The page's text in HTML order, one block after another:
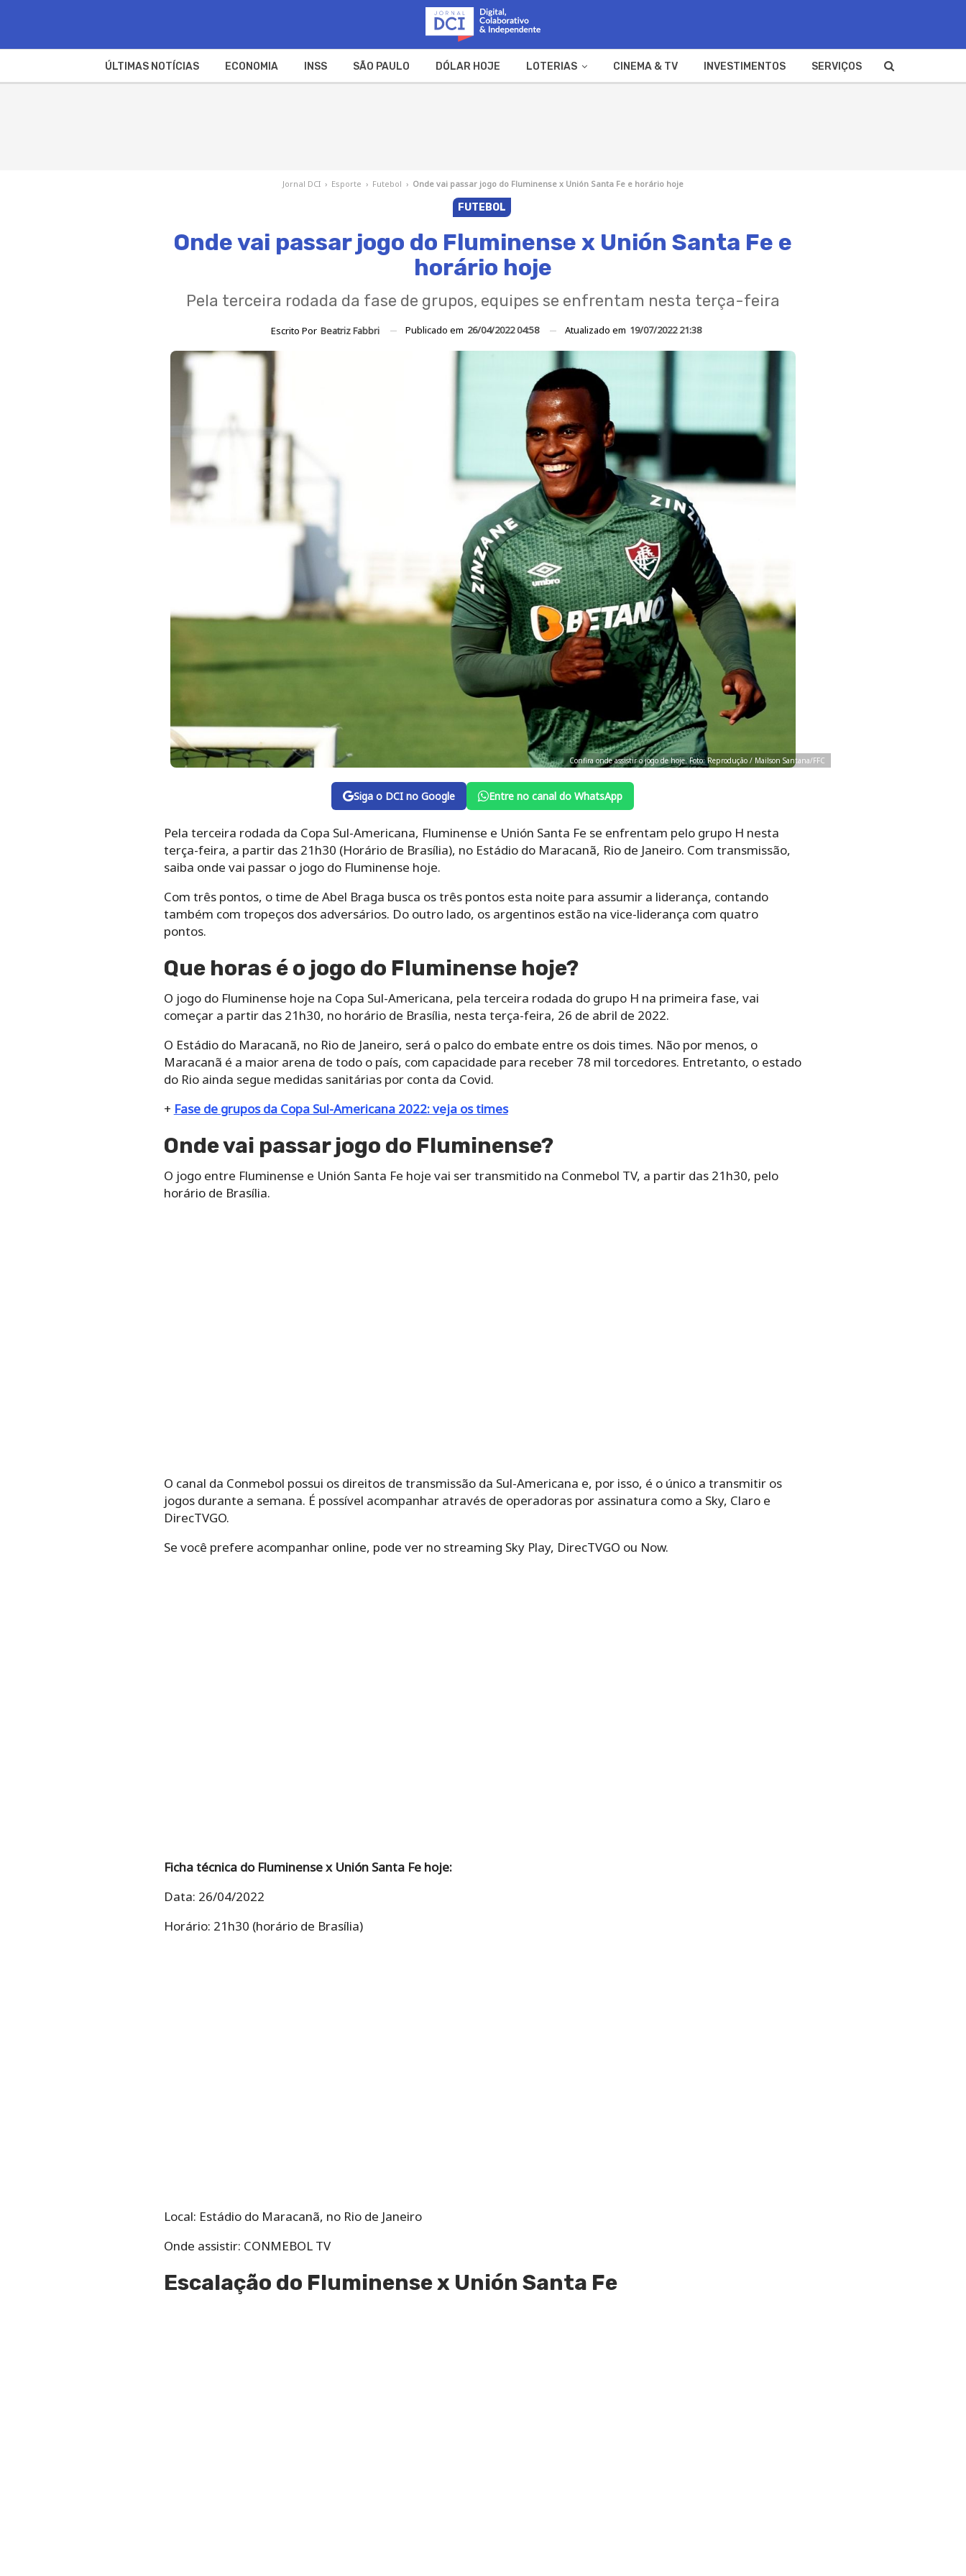
ÚLTIMAS NOTÍCIAS ECONOMIA INSS SÃO PAULO DÓLAR HOJE LOTERIAS CINEMA & TV INVESTIMENTOS SERVIÇOS
Jornal DCI › Esporte › Futebol › Onde vai passar jogo do Fluminense x Unión Santa Fe e horário hoje
FUTEBOL
Onde vai passar jogo do Fluminense x Unión Santa Fe e
horário hoje
Pela terceira rodada da fase de grupos, equipes se enfrentam nesta terça-feira
Escrito Por Beatriz Fabbri Publicado em 26/04/2022 04:58 Atualizado em 19/07/2022 21:38
Confira onde assistir o jogo de hoje. Foto: Reprodução / Mailson Santana/FFC
Siga o DCI no Google Entre no canal do WhatsApp
Pela terceira rodada da Copa Sul-Americana, Fluminense e Unión Santa Fe se enfrentam pelo grupo H nesta
terça-feira, a partir das 21h30 (Horário de Brasília), no Estádio do Maracanã, Rio de Janeiro. Com transmissão,
saiba onde vai passar o jogo do Fluminense hoje.
Com três pontos, o time de Abel Braga busca os três pontos esta noite para assumir a liderança, contando
também com tropeços dos adversários. Do outro lado, os argentinos estão na vice-liderança com quatro
pontos.
Que horas é o jogo do Fluminense hoje?
O jogo do Fluminense hoje na Copa Sul-Americana, pela terceira rodada do grupo H na primeira fase, vai
começar a partir das 21h30, no horário de Brasília, nesta terça-feira, 26 de abril de 2022.
O Estádio do Maracanã, no Rio de Janeiro, será o palco do embate entre os dois times. Não por menos, o
Maracanã é a maior arena de todo o país, com capacidade para receber 78 mil torcedores. Entretanto, o estado
do Rio ainda segue medidas sanitárias por conta da Covid.
+ Fase de grupos da Copa Sul-Americana 2022: veja os times
Onde vai passar jogo do Fluminense?
O jogo entre Fluminense e Unión Santa Fe hoje vai ser transmitido na Conmebol TV, a partir das 21h30, pelo
horário de Brasília.
O canal da Conmebol possui os direitos de transmissão da Sul-Americana e, por isso, é o único a transmitir os
jogos durante a semana. É possível acompanhar através de operadoras por assinatura como a Sky, Claro e
DirecTVGO.
Se você prefere acompanhar online, pode ver no streaming Sky Play, DirecTVGO ou Now.
Ficha técnica do Fluminense x Unión Santa Fe hoje:
Data: 26/04/2022
Horário: 21h30 (horário de Brasília)
Local: Estádio do Maracanã, no Rio de Janeiro
Onde assistir: CONMEBOL TV
Escalação do Fluminense x Unión Santa Fe